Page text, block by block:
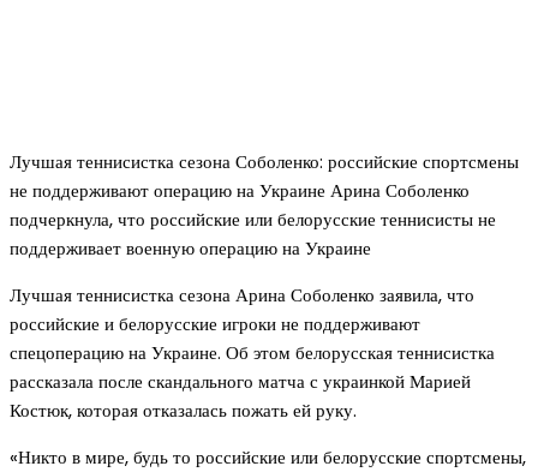
Лучшая теннисистка сезона Соболенко: российские спортсмены
не поддерживают операцию на Украине Арина Соболенко
подчеркнула, что российские или белорусские теннисисты не
поддерживает военную операцию на Украине
Лучшая теннисистка сезона Арина Соболенко заявила, что
российские и белорусские игроки не поддерживают
спецоперацию на Украине. Об этом белорусская теннисистка
рассказала после скандального матча с украинкой Марией
Костюк, которая отказалась пожать ей руку.
«Никто в мире, будь то российские или белорусские спортсмены,